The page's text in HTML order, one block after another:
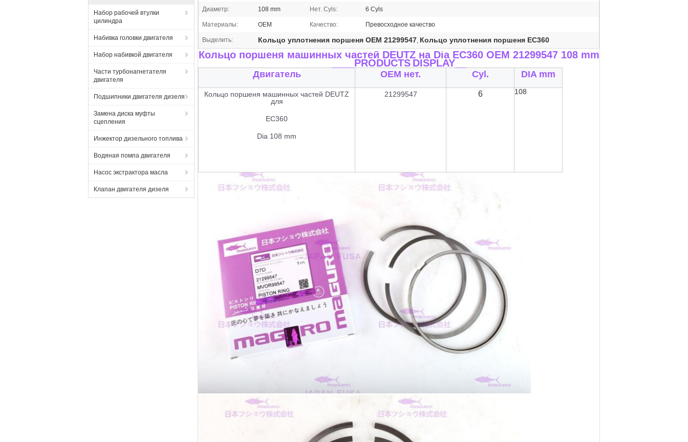
Набор рабочей втулки
цилиндра
Набивка головки двигателя
Набор набивкой двигателя
Части турбонагнетателя
двигателя
Подшипники двигателя дизеля
Замена диска муфты
сцепления
Инжектор дизельного топлива
Водяная помпа двигателя
Насос экстрактора масла
Клапан двигателя дизеля
Диаметр: 108 mm Нет. Cyls: 6 Cyls
Материалы: OEM Качество: Превосходное качество
Выделить: Кольцо уплотнения поршеня OEM 21299547, Кольцо уплотнения поршеня EC360
Кольцо поршеня машинных частей DEUTZ на Dia EC360 OEM 21299547 108 mm
____PRODUCTS DISPLAY__
Двигатель OEM нет. Cyl. DIA mm
Кольцо поршеня машинных частей DEUTZ
для
EC360
Dia 108 mm
21299547 6 108